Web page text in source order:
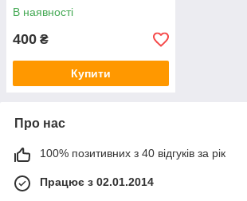
В наявності
400 ₴
Купити
Про нас
100% позитивних з 40 відгуків за рік
Працює з 02.01.2014